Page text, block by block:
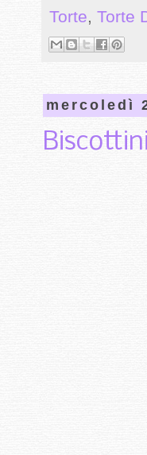
Torte, Torte
mercoledì